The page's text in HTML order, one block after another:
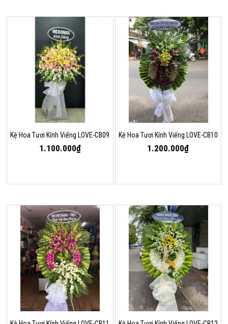
Kệ Hoa Tươi Kính Viếng LOVE-CB09
1.100.000₫
Kệ Hoa Tươi Kính Viếng LOVE-CB10
1.200.000₫